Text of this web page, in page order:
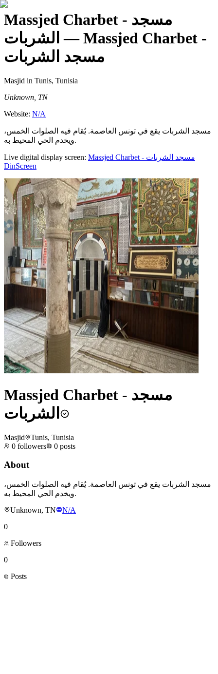
Massjed Charbet - مسجد
الشربات — Massjed Charbet -
مسجد الشربات
Masjid in Tunis, Tunisia
Unknown, TN
Website: N/A
مسجد الشربات يقع في تونس العاصمة. يُقام فيه الصلوات الخمس،
ويخدم الحي المحيط به.
Live digital display screen:
Massjed Charbet - مسجد الشربات
DinScreen
Massjed Charbet - مسجد
الشربات
Masjid
Tunis, Tunisia
0 followers 0 posts
About
مسجد الشربات يقع في تونس العاصمة. يُقام فيه الصلوات الخمس،
ويخدم الحي المحيط به.
Unknown, TN
N/A
0
Followers
0
Posts